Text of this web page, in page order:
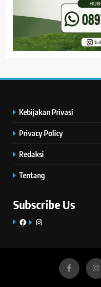
Kebijakan Privasi
Privacy Policy
Redaksi
Tentang
Subscribe Us
FacebookInstagram